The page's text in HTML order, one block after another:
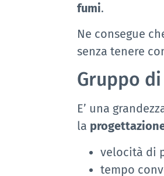
fumi.
Ne consegue
senza tenere
Gruppo
E’ una
la
velocità di
tempo